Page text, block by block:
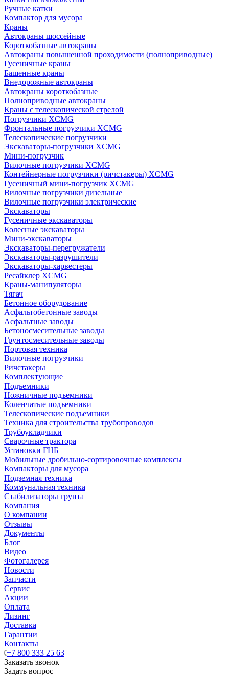
Ручные катки
Компактор для мусора
Краны
Автокраны шоссейные
Короткобазные автокраны
Автокраны повышенной проходимости (полноприводные)
Гусеничные краны
Башенные краны
Внедорожные автокраны
Автокраны короткобазные
Полноприводные автокраны
Краны с телескопической стрелой
Погрузчики XCMG
Фронтальные погрузчики XCMG
Телескопические погрузчики
Экскаваторы-погрузчики XCMG
Мини-погрузчик
Вилочные погрузчики XCMG
Контейнерные погрузчики (ричстакеры) XCMG
Гусеничный мини-погрузчик XCMG
Вилочные погрузчики дизельные
Вилочные погрузчики электрические
Экскаваторы
Гусеничные экскаваторы
Колесные экскаваторы
Мини-экскаваторы
Экскаваторы-перегружатели
Экскаваторы-разрушители
Экскаваторы-харвестеры
Ресайклер XCMG
Краны-манипуляторы
Тягач
Бетонное оборудование
Асфальтобетонные заводы
Асфальтные заводы
Бетоносмесительные заводы
Грунтосмесительные заводы
Портовая техника
Вилочные погрузчики
Ричстакеры
Комплектующие
Подъемники
Ножничные подъемники
Коленчатые подъемники
Телескопические подъемники
Техника для строительства трубопроводов
Трубоукладчики
Сварочные трактора
Установки ГНБ
Мобильные дробильно-сортировочные комплексы
Компакторы для мусора
Подземная техника
Коммунальная техника
Стабилизаторы грунта
Компания
О компании
Отзывы
Документы
Блог
Видео
Фотогалерея
Новости
Запчасти
Сервис
Акции
Оплата
Лизинг
Доставка
Гарантии
Контакты
+7 800 333 25 63
Заказать звонок
Задать вопрос